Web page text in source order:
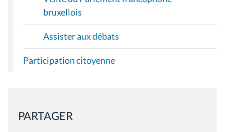
bruxellois
Assister aux débats
Participation citoyenne
PARTAGER